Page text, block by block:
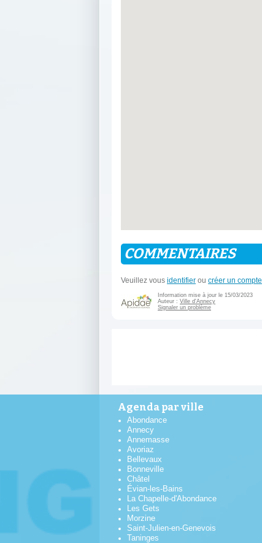
COMMENTAIRES
Veuillez vous identifier ou créer un compte
Information mise à jour le 15/03/2023
Auteur : Ville d'Annecy
Signaler un problème
Agenda par ville
Abondance
Annecy
Annemasse
Avoriaz
Bellevaux
Bonneville
Châtel
Évian-les-Bains
La Chapelle-d'Abondance
Les Gets
Morzine
Saint-Julien-en-Genevois
Taninges